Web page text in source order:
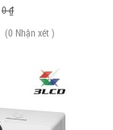
0 ₫
(0 Nhận xét )